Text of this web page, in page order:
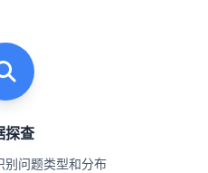
探查
别问题类型和分布